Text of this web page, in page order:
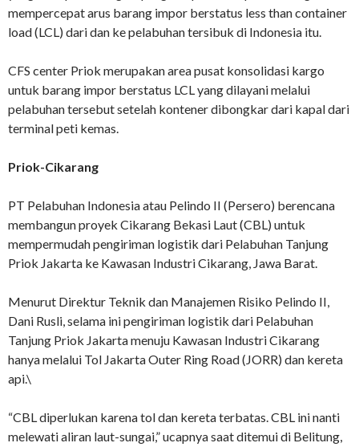
mempercepat arus barang impor berstatus less than container
load (LCL) dari dan ke pelabuhan tersibuk di Indonesia itu.
CFS center Priok merupakan area pusat konsolidasi kargo
untuk barang impor berstatus LCL yang dilayani melalui
pelabuhan tersebut setelah kontener dibongkar dari kapal dari
terminal peti kemas.
Priok-Cikarang
PT Pelabuhan Indonesia atau Pelindo II (Persero) berencana
membangun proyek Cikarang Bekasi Laut (CBL) untuk
mempermudah pengiriman logistik dari Pelabuhan Tanjung
Priok Jakarta ke Kawasan Industri Cikarang, Jawa Barat.
Menurut Direktur Teknik dan Manajemen Risiko Pelindo II,
Dani Rusli, selama ini pengiriman logistik dari Pelabuhan
Tanjung Priok Jakarta menuju Kawasan Industri Cikarang
hanya melalui Tol Jakarta Outer Ring Road (JORR) dan kereta
api.\
“CBL diperlukan karena tol dan kereta terbatas. CBL ini nanti
melewati aliran laut-sungai,” ucapnya saat ditemui di Belitung,